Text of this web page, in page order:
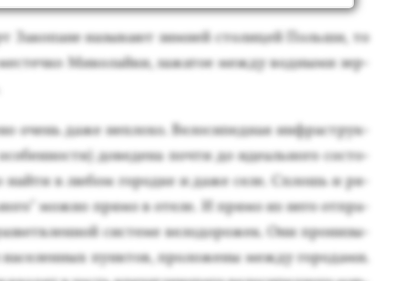
За­копа­не на­зыва­ют зим­ней сто­лицей Поль­ши, то
Ми­колай­ки, за­жатое меж­ду вод­ны­ми зер­
очень да­же неп­ло­хо. Ве­лоси­пед­ная ин­фраструк­
до­веде­на поч­ти до иде­аль­но­го сос­то­
в лю­бом го­род­ке и да­же се­ле. Сплошь и ря­
мож­но пря­мо в оте­ле. И пря­мо из не­го от­пра­
сис­те­ме ве­лодо­рожек. Они про­низы­
пун­ктов, про­ложе­ны меж­ду го­рода­ми.